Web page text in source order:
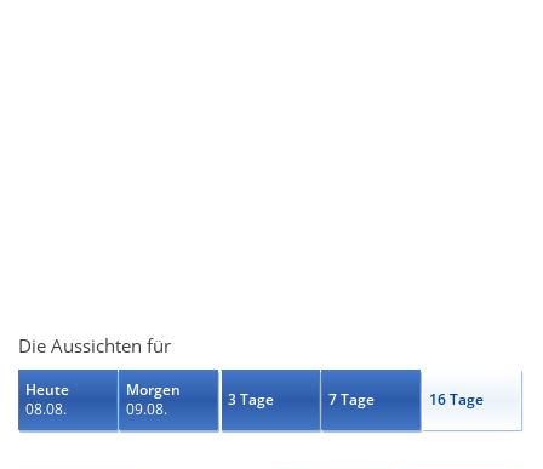
Die Aussichten für
Heute
08.08.
Morgen
09.08.
3 Tage 7 Tage 16 Tage